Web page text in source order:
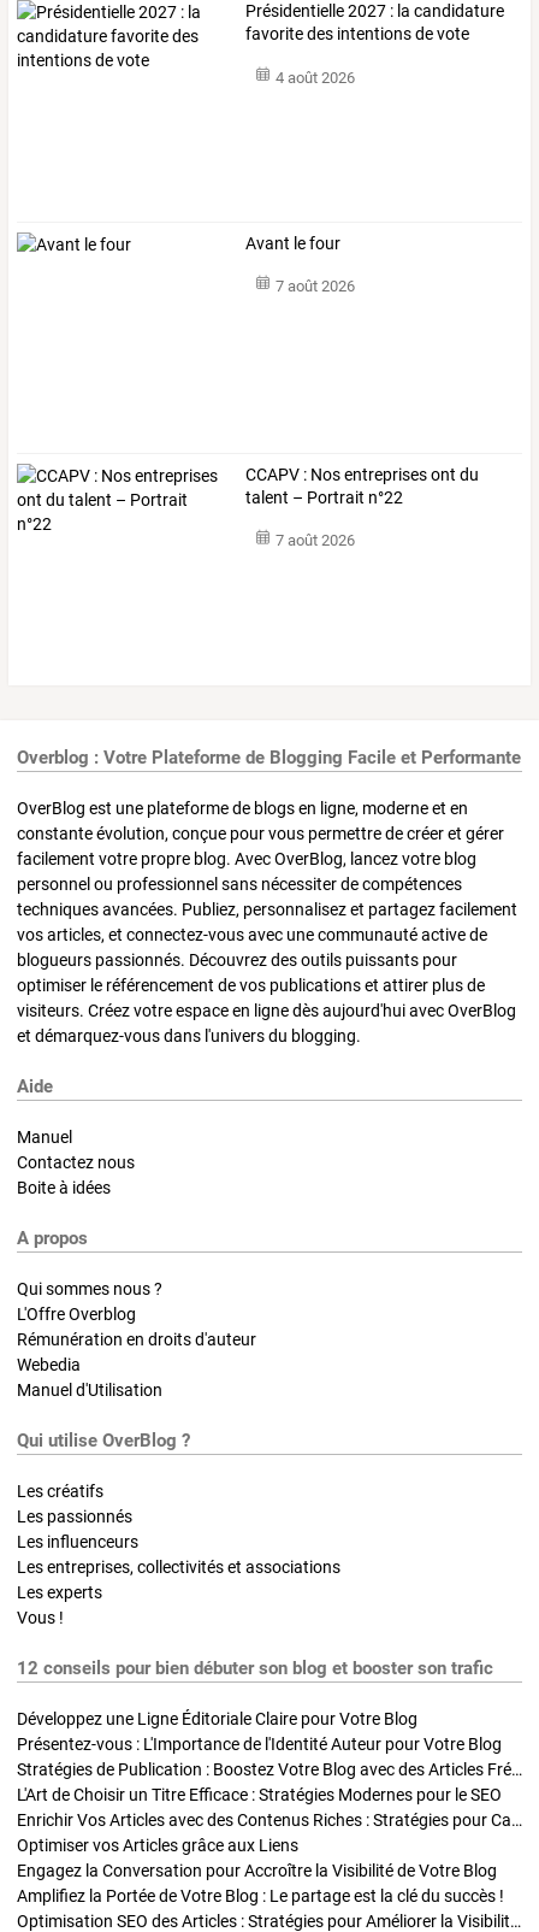
Présidentielle 2027 : la candidature
favorite des intentions de vote
4 août 2026
Avant le four
7 août 2026
CCAPV : Nos entreprises ont du
talent – Portrait n°22
7 août 2026
Overblog : Votre Plateforme de Blogging Facile et Performante
OverBlog est une plateforme de blogs en ligne, moderne et en
constante évolution, conçue pour vous permettre de créer et gérer
facilement votre propre blog. Avec OverBlog, lancez votre blog
personnel ou professionnel sans nécessiter de compétences
techniques avancées. Publiez, personnalisez et partagez facilement
vos articles, et connectez-vous avec une communauté active de
blogueurs passionnés. Découvrez des outils puissants pour
optimiser le référencement de vos publications et attirer plus de
visiteurs. Créez votre espace en ligne dès aujourd'hui avec OverBlog
et démarquez-vous dans l'univers du blogging.
Aide
Manuel
Contactez nous
Boite à idées
A propos
Qui sommes nous ?
L'Offre Overblog
Rémunération en droits d'auteur
Webedia
Manuel d'Utilisation
Qui utilise OverBlog ?
Les créatifs
Les passionnés
Les influenceurs
Les entreprises, collectivités et associations
Les experts
Vous !
12 conseils pour bien débuter son blog et booster son trafic
Développez une Ligne Éditoriale Claire pour Votre Blog
Présentez-vous : L'Importance de l'Identité Auteur pour Votre Blog
Stratégies de Publication : Boostez Votre Blog avec des Articles Fréquents et Exclusifs
L'Art de Choisir un Titre Efficace : Stratégies Modernes pour le SEO
Enrichir Vos Articles avec des Contenus Riches : Stratégies pour Captiver et Optimiser
Optimiser vos Articles grâce aux Liens
Engagez la Conversation pour Accroître la Visibilité de Votre Blog
Amplifiez la Portée de Votre Blog : Le partage est la clé du succès !
Optimisation SEO des Articles : Stratégies pour Améliorer la Visibilité de Votre Blog